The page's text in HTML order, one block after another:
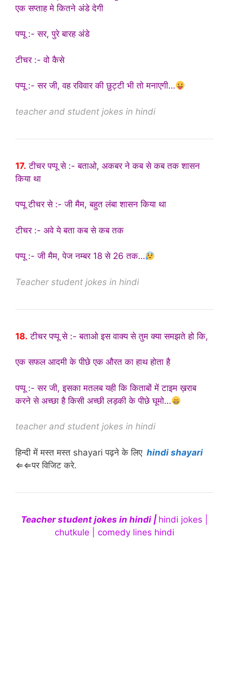
एक सप्ताह मे कितने अंडे देगी
पप्पू :- सर, पुरे बारह अंडे
टीचर :- वो कैसे
पप्पू :- सर जी, वह रविवार की छुट्टी भी तो मनाएगी…
teacher and student jokes in hindi
17. टीचर पप्पू से :- बताओ, अकबर ने कब से कब तक शासन
किया था
पप्पू टीचर से :- जी मैम, बहुत लंबा शासन किया था
टीचर :- अवे ये बता कब से कब तक
पप्पू :- जी मैम, पेज नम्बर 18 से 26 तक…
Teacher student jokes in hindi
18. टीचर पप्पू से :- बताओ इस वाक्य से तुम क्या समझते हो कि,
एक सफल आदमी के पीछे एक औरत का हाथ होता है
पप्पू :- सर जी, इसका मतलब यही कि किताबों में टाइम ख़राब
करने से अच्छा है किसी अच्छी लड़की के पीछे घूमो…
teacher and student jokes in hindi
हिन्दी में मस्त मस्त shayari पढ़ने के लिए hindi shayari
⇐⇐पर विजिट करे.
Teacher student jokes in hindi | hindi jokes |
chutkule | comedy lines hindi